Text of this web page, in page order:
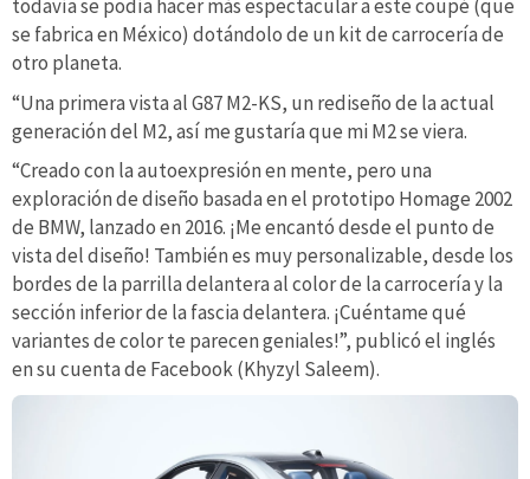
todavía se podía hacer más espectacular a este coupé (que
se fabrica en México) dotándolo de un kit de carrocería de
otro planeta.
“Una primera vista al G87 M2-KS, un rediseño de la actual
generación del M2, así me gustaría que mi M2 se viera.
“Creado con la autoexpresión en mente, pero una
exploración de diseño basada en el prototipo Homage 2002
de BMW, lanzado en 2016. ¡Me encantó desde el punto de
vista del diseño! También es muy personalizable, desde los
bordes de la parrilla delantera al color de la carrocería y la
sección inferior de la fascia delantera. ¡Cuéntame qué
variantes de color te parecen geniales!”, publicó el inglés
en su cuenta de Facebook (Khyzyl Saleem).